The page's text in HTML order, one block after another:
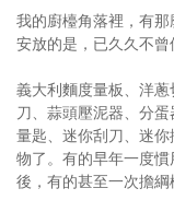
關於Yilan
個人著作
活動實況記錄
媒體報導一覽
我的廚檯角落裡，有
安放的是，已久久不曾
義大利麵度量板、洋
刀、蒜頭壓泥器、分
量匙、迷你刮刀、迷
物了。有的早年一度
後，有的甚至一次擔綱